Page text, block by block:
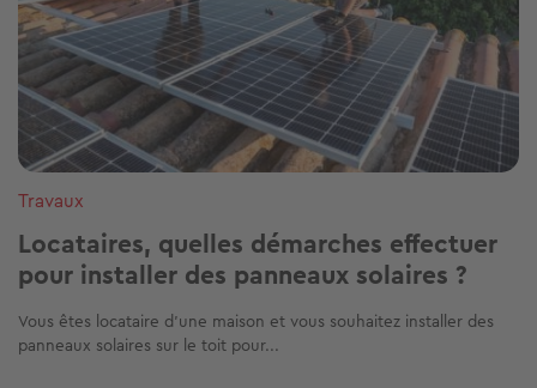
Travaux
Locataires, quelles démarches effectuer
pour installer des panneaux solaires ?
Vous êtes locataire d’une maison et vous souhaitez installer des
panneaux solaires sur le toit pour...